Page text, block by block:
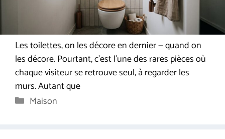
Les toilettes, on les décore en dernier — quand on
les décore. Pourtant, c’est l’une des rares pièces où
chaque visiteur se retrouve seul, à regarder les
murs. Autant que
Catégories
Maison